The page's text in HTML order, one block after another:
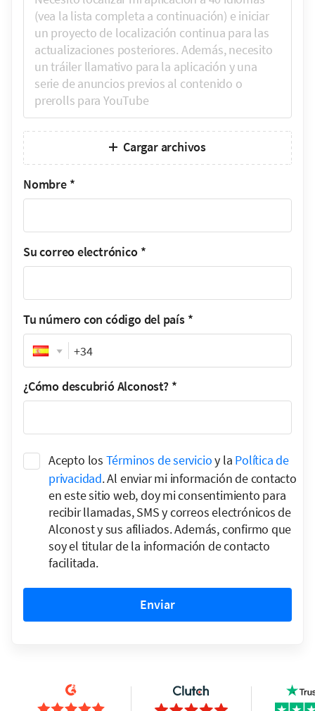
Cargar archivos
Nombre *
Su correo electrónico *
Tu número con código del país *
Phone
¿Cómo descubrió Alconost? *
Acepto los Términos de servicioy la Política de
privacidad. Al enviar mi información de contacto
en este sitio web, doy mi consentimiento para
recibir llamadas, SMS y correos electrónicos de
Alconost y sus afiliados. Además, confirmo que
soy el titular de la información de contacto
facilitada.
Enviar